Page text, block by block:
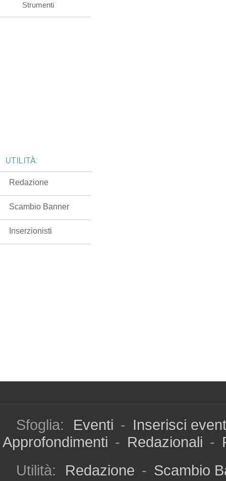
Strumenti
UTILITÀ:
Redazione
Scambio Banner
Inserzionisti
Sfoglia: Eventi - Inserisci
Approfondimenti - Redazionali -
Utilità:
Redazione - Scambio